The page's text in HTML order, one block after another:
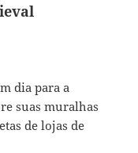
dia para a
suas muralhas
de lojas de